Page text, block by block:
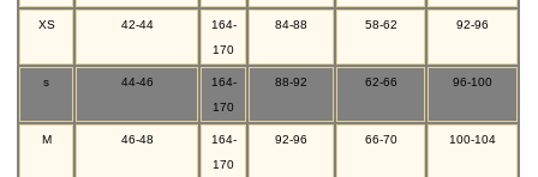
XS 42-44
164-
170
84-88 58-62 92-96
s 44-46
164-
170
88-92 62-66 96-100
M 46-48
164-
170
92-96 66-70 100-104